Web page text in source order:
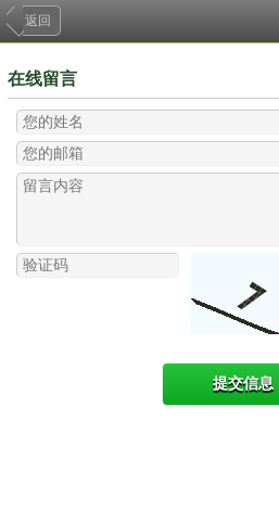
返回
在线留言